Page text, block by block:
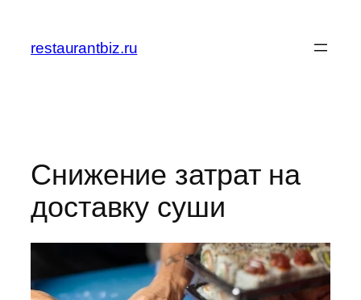
содержимому
restaurantbiz.ru
Снижение затрат на
доставку суши